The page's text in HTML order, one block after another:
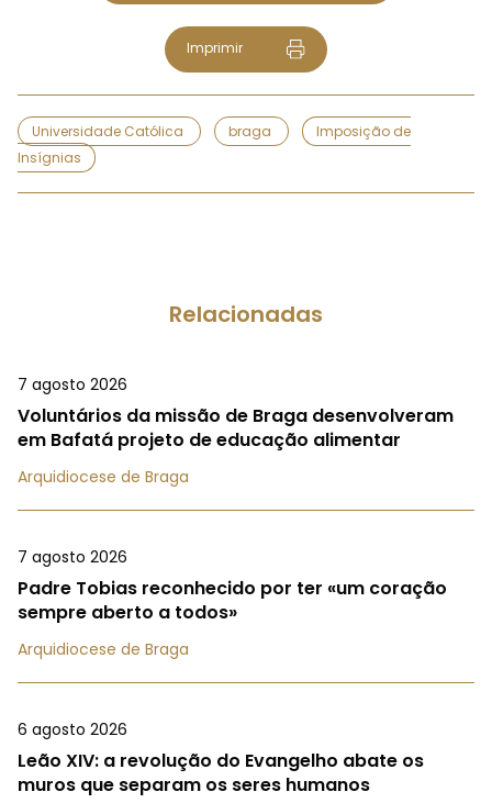
Imprimir
Universidade Católica braga
Imposição de
Insígnias
Relacionadas
7 agosto 2026
Voluntários da missão de Braga desenvolveram
em Bafatá projeto de educação alimentar
Arquidiocese de Braga
7 agosto 2026
Padre Tobias reconhecido por ter «um coração
sempre aberto a todos»
Arquidiocese de Braga
6 agosto 2026
Leão XIV: a revolução do Evangelho abate os
muros que separam os seres humanos